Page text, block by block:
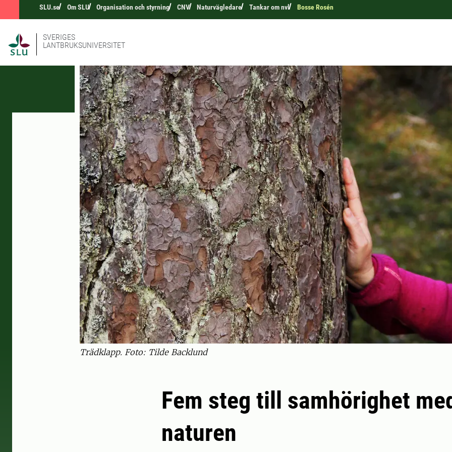
SLU.se Om SLU Organisation och styrning CNV Naturvägledare Tankar om nvl Bosse Rosén
SVERIGES
LANTBRUKSUNIVERSITET
Trädklapp. Foto: Tilde Backlund
Fem steg till samhörighet
naturen